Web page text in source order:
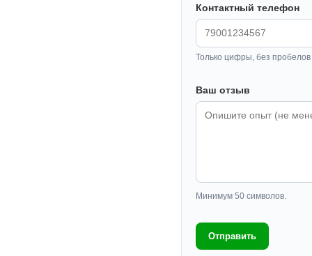
Контактный телефон
Только цифры, без
Ваш отзыв
Минимум 50 символов.
Отправить